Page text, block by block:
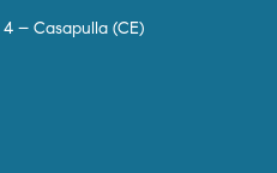
– Casapulla (CE)